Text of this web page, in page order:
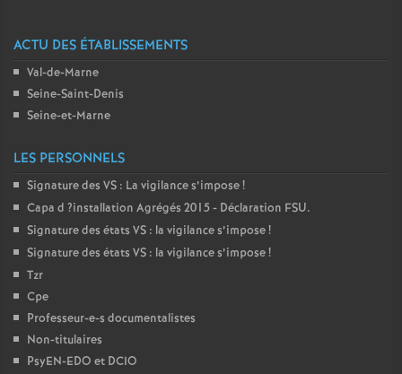
n
s
ACTU DES ÉTABLISSEMENTS
Val-de-Marne
Seine-Saint-Denis
Seine-et-Marne
LES PERSONNELS
Signature des VS : La vigilance s’impose!
Capa d ?installation Agrégés 2015 - Déclaration FSU.
Signature des états VS : la vigilance s’impose!
Signature des états VS : la vigilance s’impose!
Tzr
Cpe
Professeur-e-s documentalistes
Non-titulaires
PsyEN-EDO et DCIO